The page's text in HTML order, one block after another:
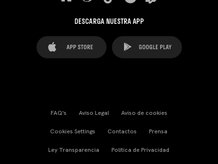
DESCARGA NUESTRA APP
FAQ's Aviso Legal Aviso de cookies
Cookies Settings Contactos Prensa
Ley Transparencia Política de Privacidad